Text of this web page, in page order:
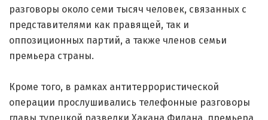
разговоры около семи тысяч человек, связанных с
представителями как правящей, так и
оппозиционных партий, а также членов семьи
премьера страны.
Кроме того, в рамках антитеррористической
операции прослушивались телефонные разговоры